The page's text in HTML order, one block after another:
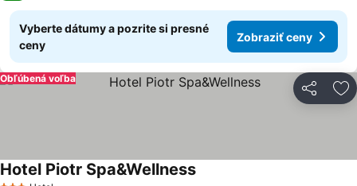
Vyberte dátumy a pozrite si presné
ceny
Zobraziť ceny
Zdieľať
Obľúbená voľba
Hotel Piotr Spa&Wellness